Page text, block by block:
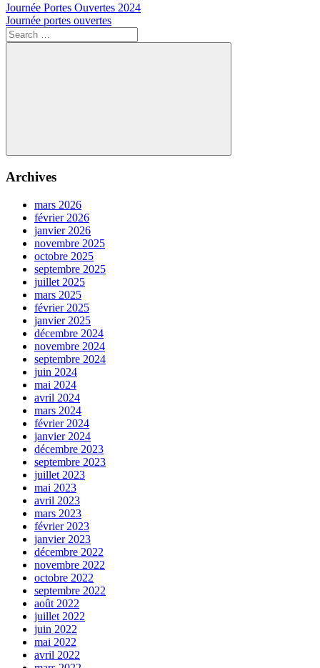
Loisir
randonnée
Navigation
de
l’article
Previous
Post:
Journée Portes Ouvertes 2024
Next
Post:
Journée portes ouvertes
Search
for:
Search
Archives
mars 2026
février 2026
janvier 2026
novembre 2025
octobre 2025
septembre 2025
juillet 2025
mars 2025
février 2025
janvier 2025
décembre 2024
novembre 2024
septembre 2024
juin 2024
mai 2024
avril 2024
mars 2024
février 2024
janvier 2024
décembre 2023
septembre 2023
juillet 2023
mai 2023
avril 2023
mars 2023
février 2023
janvier 2023
décembre 2022
novembre 2022
octobre 2022
septembre 2022
août 2022
juillet 2022
juin 2022
mai 2022
avril 2022